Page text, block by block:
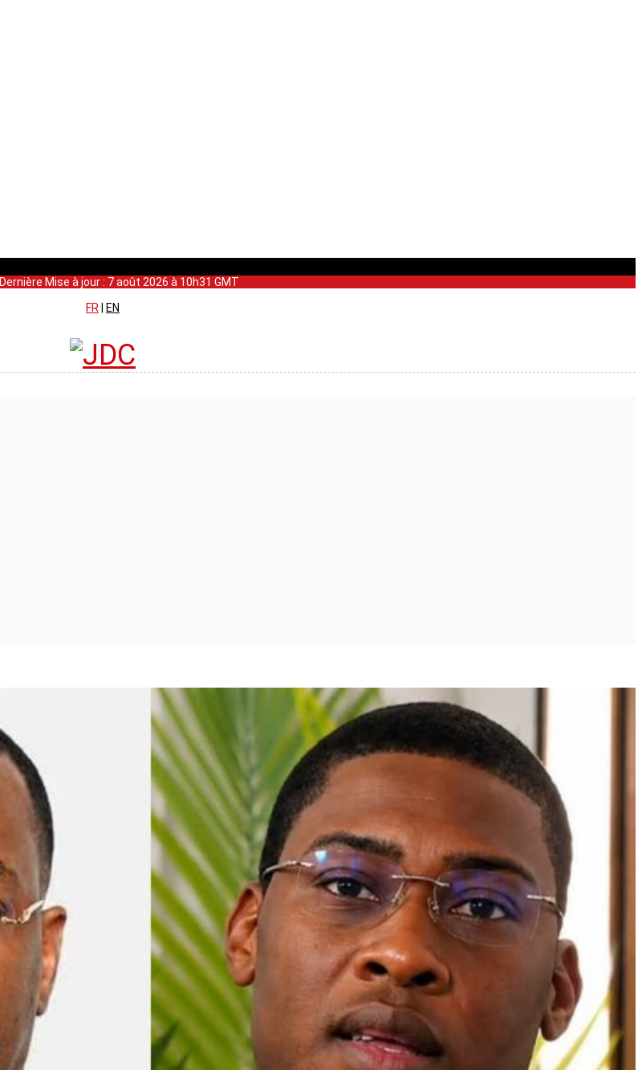
Dernière Mise à jour : 7 août 2026 à 10h31 GMT
FR
EN